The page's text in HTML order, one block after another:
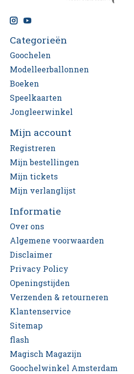
Categorieën
Goochelen
Modelleerballonnen
Boeken
Speelkaarten
Jongleerwinkel
Mijn account
Registreren
Mijn bestellingen
Mijn tickets
Mijn verlanglijst
Informatie
Over ons
Algemene voorwaarden
Disclaimer
Privacy Policy
Openingstijden
Verzenden & retourneren
Klantenservice
Sitemap
flash
Magisch Magazijn
Goochelwinkel Amsterdam